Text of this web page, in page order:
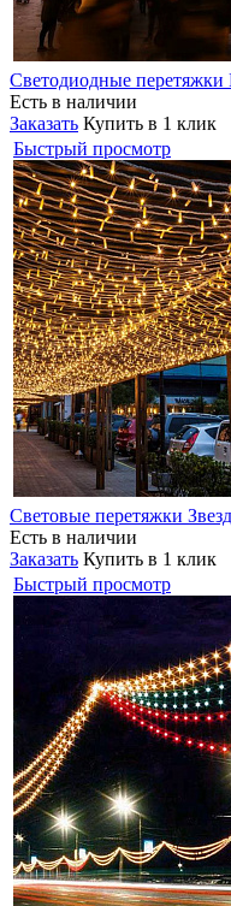
Светодиодные
Есть в наличии
Заказать Купить в 1 клик
Быстрый просмотр
Световые перетяжки
Есть в наличии
Заказать Купить в 1 клик
Быстрый просмотр